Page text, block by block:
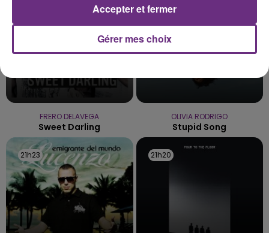
FRERO DELAVEGA
Sweet Darling
OLIVIA RODRIGO
Stupid Song
21h23
21h23 21h20
21h20
Gérer mes choix
Accepter et fermer